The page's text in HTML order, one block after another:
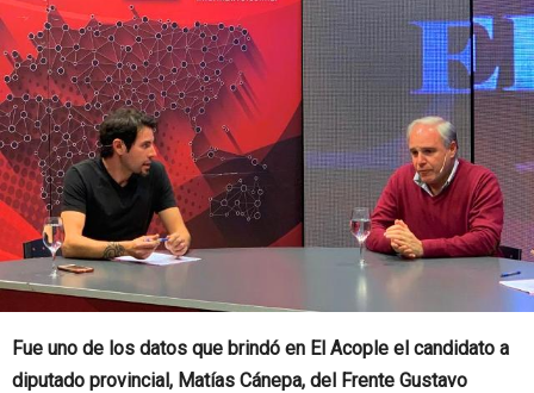
Fue uno de los datos que brindó en El Acople el candidato a
diputado provincial, Matías Cánepa, del Frente Gustavo